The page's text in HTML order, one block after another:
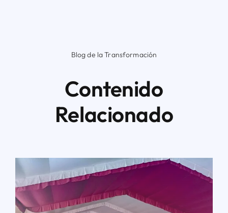
Blog de la Transformación
Contenido
Relacionado